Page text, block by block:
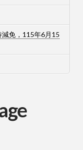
免，115年6月15